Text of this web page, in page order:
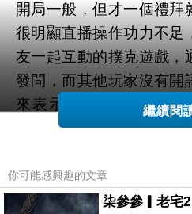
開局一般，但才一個禮拜
很明顯直播操作功力不足
友一起互動的撲克遊戲，
發問，而其他玩家沒有開
來表示回應，就是一個
動"的遊戲，結果隊長連
束，說有點無聊了就來
回，我的天呀這什麼鬼操
繼續閱
你可能感興趣的文章
柒參參▎老宅2